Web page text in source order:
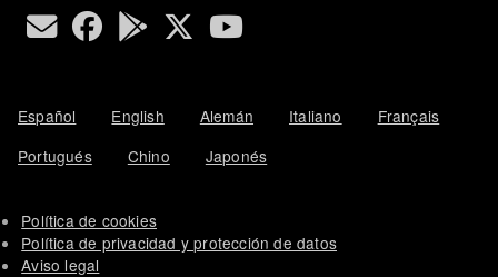
Español English Alemán Italiano
Français
Portugués
Chino Japonés
Política de cookies
Política de privacidad y protección de datos
Aviso legal